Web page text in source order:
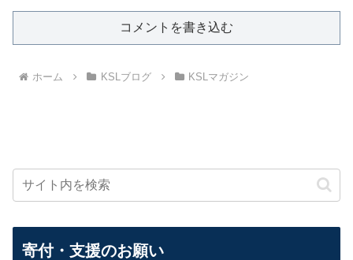
コメントを書き込む
ホーム KSLブログ KSLマガジン
寄付・支援のお願い